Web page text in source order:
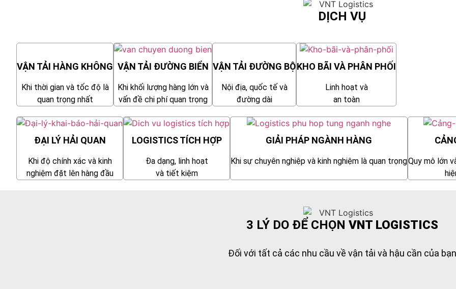
DỊCH VỤ
VẬN TẢI HÀNG KHÔNG
Khi thời gian và tốc độ là
quan trọng nhất
VẬN TẢI ĐƯỜNG BIỂN
Khi khối lượng hàng lớn và
vấn đề chi phí quan trọng
VẬN TẢI ĐƯỜNG BỘ
Nội địa, quốc tế và
đường dài
KHO BÃI VÀ PHÂN PHỐI
Linh hoạt và
an toàn
ĐẠI LÝ HẢI QUAN
Khi độ chính xác và kinh
nghiệm đặt lên hàng đầu
LOGISTICS TÍCH HỢP
Đa dạng, linh hoạt
và tiết kiệm
GIẢI PHÁP NGÀNH HÀNG
Khi sự chuyên nghiệp và kinh nghiệm là quan trọngQuy mô lớn
3 LÝ DO ĐỂ CHỌN VNT LOGISTICS
Đối với tất cả các nhu cầu về vận tải và hậu cần của bạn